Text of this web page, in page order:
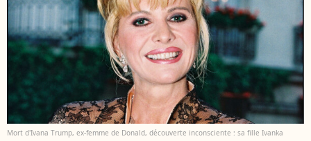
Mort d'Ivana Trump, ex-femme de Donald, découverte inconsciente : sa fille Ivanka